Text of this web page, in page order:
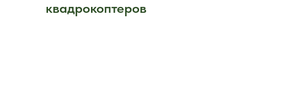
квадрокоптеров